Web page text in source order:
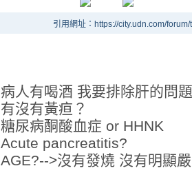
引用網址：https://city.udn.com/
病人有喝酒 我要排除肝的問
有沒有黃疸？
糖尿病酮酸血症 or HHNK
Acute pancreatitis?
AGE?-->沒有發燒 沒有明顯